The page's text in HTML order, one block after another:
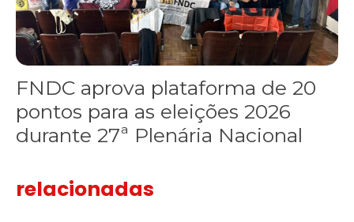
FNDC aprova plataforma de 20
pontos para as eleições 2026
durante 27ª Plenária Nacional
relacionadas